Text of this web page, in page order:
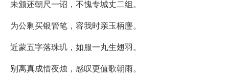
未颁还朝尺一诏，不愧专城丈二组。
为公剩买银管笔，容我时亲玉柄麈。
近蒙五字落珠玑，如服一丸生翅羽。
别离真成惜夜烛，感叹更值歌朝雨。